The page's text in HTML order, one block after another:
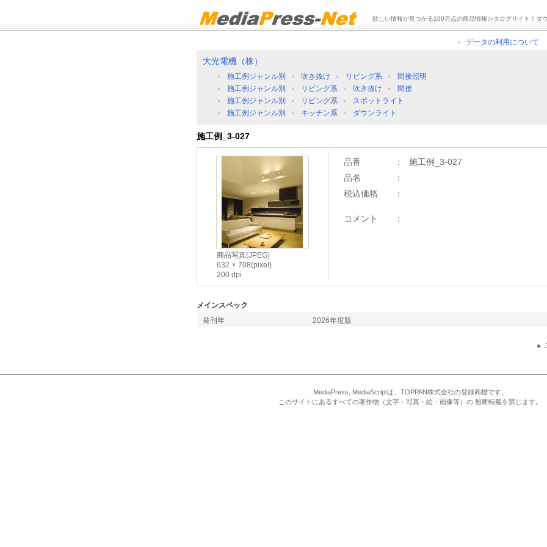
欲しい情報が見つかる100万点の商品情報カタログサイト！ダ
データの利用について
大光電機（株）
施工例ジャンル別 吹き抜け リビング系
間接照明
施工例ジャンル別
リビング系 吹き抜け
間接
施工例ジャンル別
リビング系
スポットライト
施工例ジャンル別
キッチン系 ダウンライト
施工例_3-027
商品写真(JPEG)
632
708(pixel)
200 dpi
品番 ：
施工例_3-027
品名
：
税込価格
：
コメント ：
メインスペック
発刊年
2026年度版
▲
MediaPress, MediaScriptは、TOPPAN株式会社の登録商標です。
このサイトにあるすべての著作物（文字・写真・絵・画像等）の 無断転載を禁じます。